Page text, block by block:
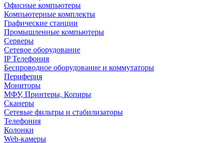
Офисные компьютеры
Компьютерные комплекты
Графические станции
Промышленные компьютеры
Серверы
Сетевое оборудование
IP Телефония
Беспроводное оборудование и коммутаторы
Периферия
Мониторы
МФУ, Принтеры, Копиры
Сканеры
Сетевые фильтры и стабилизаторы
Телефония
Колонки
Web-камеры